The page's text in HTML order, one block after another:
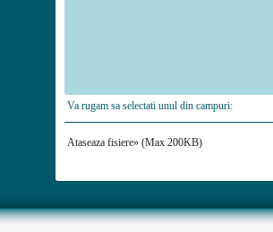
Va rugam sa selectati unul din campuri:
Ataseaza fisiere» (Max 200KB)